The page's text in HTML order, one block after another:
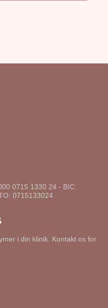
0715 1330 24 - BIC:
0715133024
i din klinik. Kontakt os for